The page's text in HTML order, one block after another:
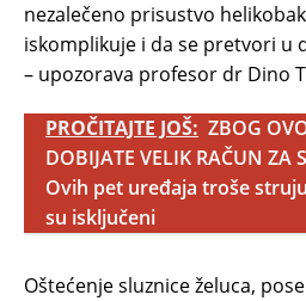
nezalečeno prisustvo
iskomplikuje i da se pretvori u
– upozorava profesor dr Dino
PROČITAJTE JOŠ: ZBOG
DOBIJATE VELIK RAČUN ZA
Ovih pet uređaja troše
su isključeni
Oštećenje sluznice želuca,